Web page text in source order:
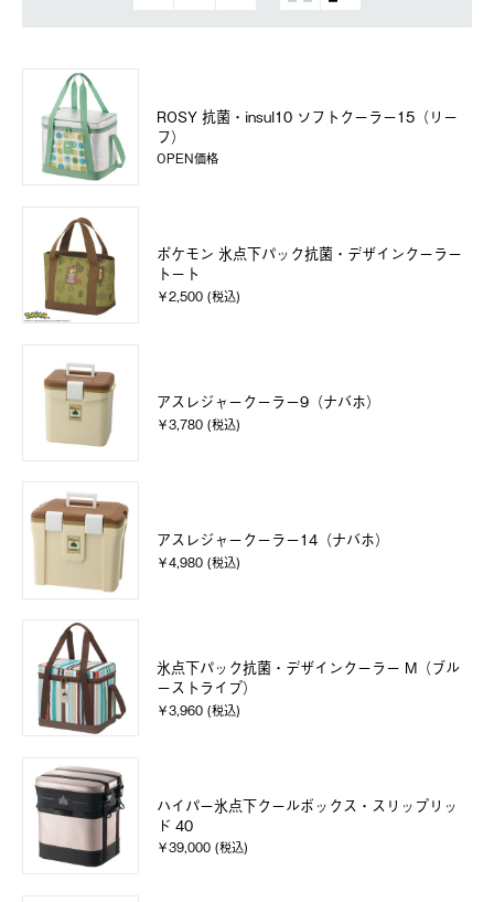
ROSY 抗菌・insul10 ソフトクーラー15（リー
フ）
OPEN価格
ポケモン 氷点下パック抗菌・デザインクーラー
トート
￥2,500 (税込)
アスレジャークーラー9（ナバホ）
￥3,780 (税込)
アスレジャークーラー14（ナバホ）
￥4,980 (税込)
氷点下パック抗菌・デザインクーラー M（ブル
ーストライプ）
￥3,960 (税込)
ハイパー氷点下クールボックス・スリップリッ
ド 40
￥39,000 (税込)